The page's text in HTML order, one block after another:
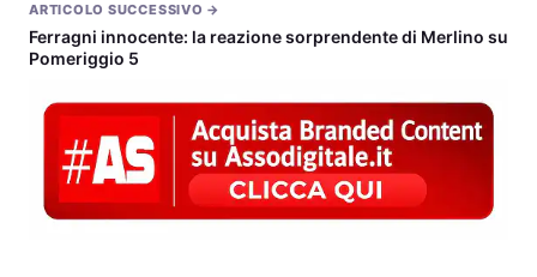
ARTICOLO SUCCESSIVO →
Ferragni innocente: la reazione sorprendente di Merlino su
Pomeriggio 5